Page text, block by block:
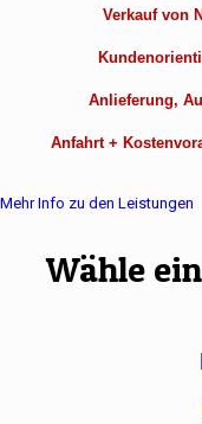
Verkauf von
Anlieferung,
Anfahrt +
Mehr Info zu den Leistungen
Wähle